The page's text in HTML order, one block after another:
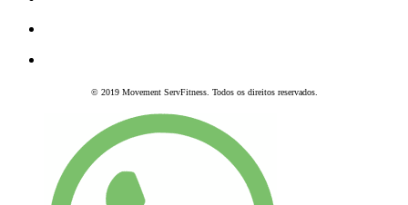
© 2019 Movement ServFitness. Todos os direitos reservados.